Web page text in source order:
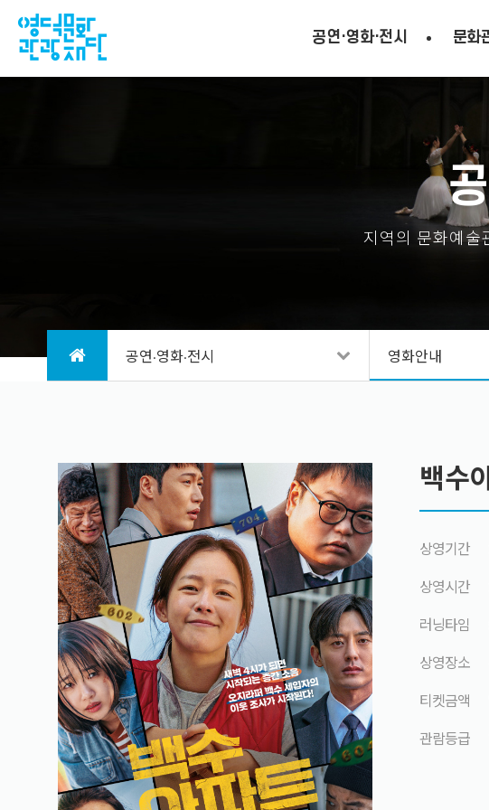
공연·영화·전시 문화
지역의 문화예술
공연·영화·전시 영화안내
백수
상영기간
상영시간
러닝타임
상영장소
티켓금액
관람등급